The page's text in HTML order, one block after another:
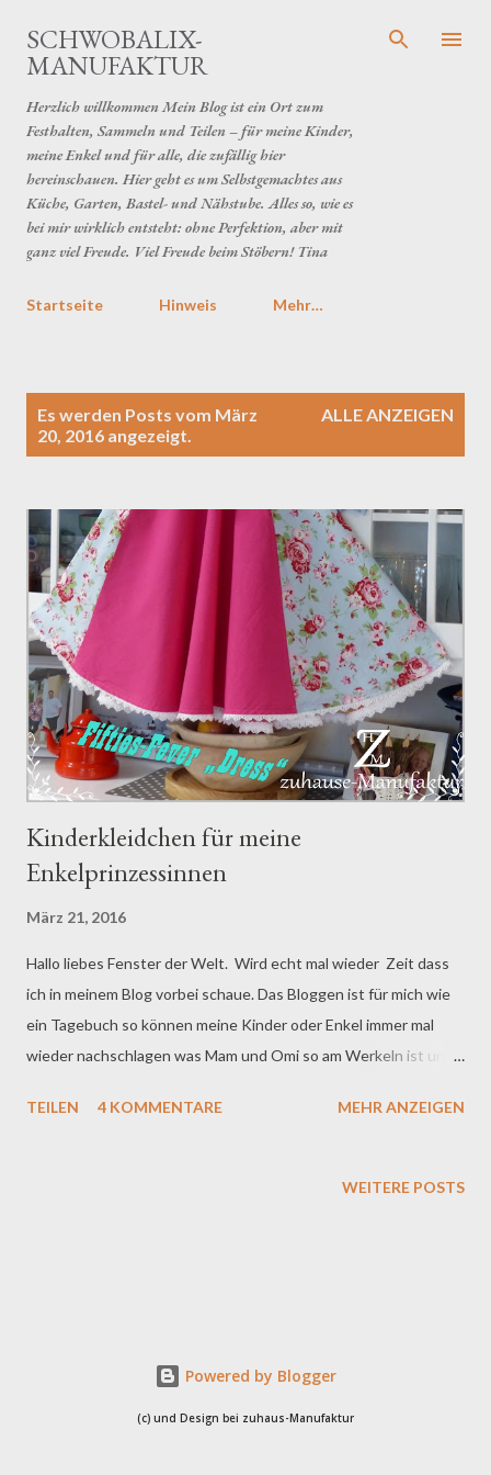
Direkt zum Hauptbereich
SCHWOBALIX-
MANUFAKTUR
Herzlich willkommen Mein Blog ist ein Ort zum
Festhalten, Sammeln und Teilen – für meine Kinder,
meine Enkel und für alle, die zufällig hier
hereinschauen. Hier geht es um Selbstgemachtes aus
Küche, Garten, Bastel- und Nähstube. Alles so, wie es
bei mir wirklich entsteht: ohne Perfektion, aber mit
ganz viel Freude. Viel Freude beim Stöbern! Tina
Startseite Hinweis Mehr…
Es werden Posts vom März
20, 2016 angezeigt.
ALLE ANZEIGEN
Kinderkleidchen für meine
Enkelprinzessinnen
März 21, 2016
Hallo liebes Fenster der Welt. Wird echt mal wieder Zeit dass
ich in meinem Blog vorbei schaue. Das Bloggen ist für mich wie
ein Tagebuch so können meine Kinder oder Enkel immer mal
wieder nachschlagen was Mam und Omi so am Werkeln ist und
eingeladen und ich habe es mir zur Aufgabe gemacht die
kann zwar auch gut nähen aber mit Kleidchen und Boleros hat
Enkelmädchen. Ihre Schwester ist schon ein kleines "Fräulein"
Sie hat sich ein schwarzes Kleidchen gewünscht. Eins was
vorne Kurz und hinten La...
TEILEN 4 KOMMENTARE MEHR ANZEIGEN
WEITERE POSTS
Powered by Blogger
(c) und Design bei zuhaus-Manufaktur